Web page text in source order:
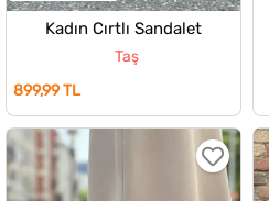
Kadın Cırtlı Sandalet
Taş
899,99 TL